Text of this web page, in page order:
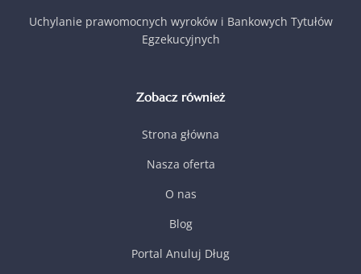
Uchylanie prawomocnych wyroków i Bankowych Tytułów
Egzekucyjnych
Zobacz również
Strona główna
Nasza oferta
O nas
Blog
Portal Anuluj Dług